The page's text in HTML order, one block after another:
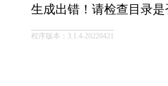
生成出错！请检查目录是
程序版本：3.1.4-20220421